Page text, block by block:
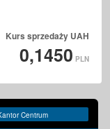
Kurs sprzedaży UAH
0,1450 PLN